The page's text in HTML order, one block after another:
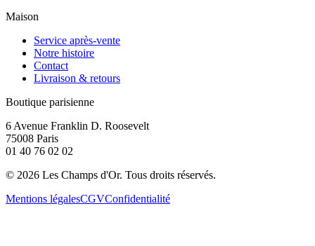
Maison
Service après-vente
Notre histoire
Contact
Livraison & retours
Boutique parisienne
6 Avenue Franklin D. Roosevelt
75008 Paris
01 40 76 02 02
© 2026 Les Champs d'Or. Tous droits réservés.
Mentions légalesCGVConfidentialité